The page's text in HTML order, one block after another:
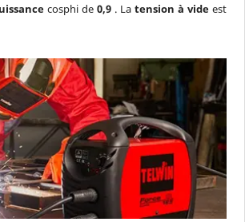
cosphi de 0,9 . La tension à videest